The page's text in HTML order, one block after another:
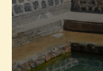
lugares
trazado una
Este